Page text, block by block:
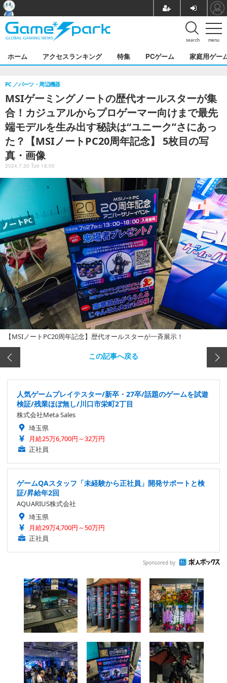
menu
search
ホーム アクセスランキング 特集 PCゲーム 家庭用ゲー
MSIゲーミングノートの歴代オールスターが集
合！カジュアルからプロゲーマー向けまで最先
端モデルを生み出す秘訣は“ユニーク”さにあっ
た？【MSIノートPC20周年記念】 5枚目の写
真・画像
PC パーツ・周辺機器
2024.7.30 Tue 18:00
【MSIノートPC20周年記念】歴代オールスターが一斉展示！
この記事へ戻る
人気ゲームプレイテスター/新卒・27卒/話題のゲームを試遊
検証/残業ほぼ無し/川口市栄町2丁目
株式会社Meta Sales
埼玉県
月給25万6,700円～32万円
正社員
ゲームQAスタッフ「未経験から正社員」開発サポートと検
証/昇給年2回
AQUARIUS株式会社
埼玉県
月給29万4,700円～50万円
正社員
Sponsored by